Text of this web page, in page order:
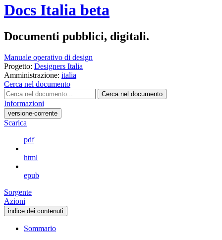
Docs Italia beta
Documenti pubblici, digitali.
Manuale operativo di design
Progetto: Designers Italia
Amministrazione: italia
Cerca nel documento
Cerca nel documento
Informazioni
versione-corrente
Scarica
pdf
html
epub
Sorgente
Azioni
indice dei contenuti
Sommario